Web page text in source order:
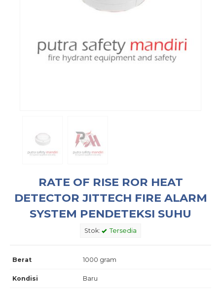
RATE OF RISE ROR HEAT
DETECTOR JITTECH FIRE ALARM
SYSTEM PENDETEKSI SUHU
Stok: Tersedia
Berat 1000 gram
Kondisi Baru